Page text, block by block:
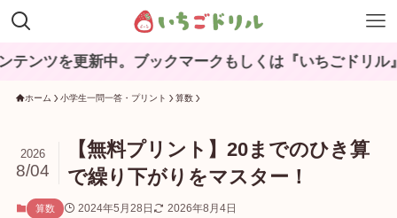
を更新中。ブックマークもしくは『いちごドリル』と検
ホーム 小学生一問一答・プリント 算数
【無料プリント】20までのひき算
で繰り下がりをマスター！
2026
8/04
算数 2024年5月28日 2026年8月4日